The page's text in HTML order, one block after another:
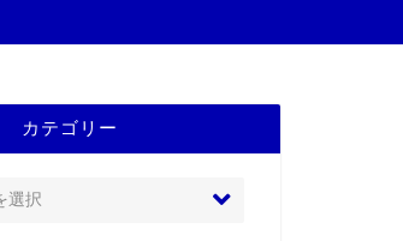
カテゴリー